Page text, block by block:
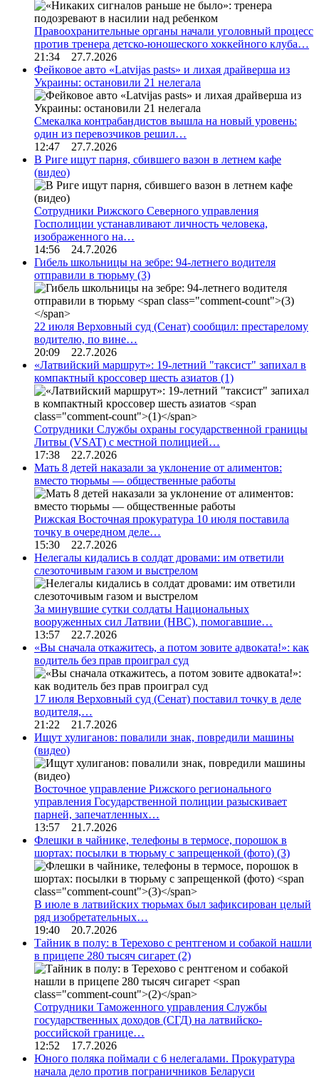
Правоохранительные органы начали уголовный процесс
против тренера детско-юношеского хоккейного клуба…
21:34 27.7.2026
Фейковое авто «Latvijas pasts» и лихая драйверша из
Украины: остановили 21 нелегала
Смекалка контрабандистов вышла на новый уровень:
один из перевозчиков решил…
12:47 27.7.2026
В Риге ищут парня, сбившего вазон в летнем кафе
(видео)
Сотрудники Рижского Северного управления
Госполиции устанавливают личность человека,
изображенного на…
14:56 24.7.2026
Гибель школьницы на зебре: 94-летнего водителя
отправили в тюрьму (3)
22 июля Верховный суд (Сенат) сообщил: престарелому
водителю, по вине…
20:09 22.7.2026
«Латвийский маршрут»: 19-летний "таксист" запихал в
компактный кроссовер шесть азиатов (1)
Сотрудники Службы охраны государственной границы
Литвы (VSAT) с местной полицией…
17:38 22.7.2026
Мать 8 детей наказали за уклонение от алиментов:
вместо тюрьмы — общественные работы
Рижская Восточная прокуратура 10 июля поставила
точку в очередном деле…
15:30 22.7.2026
Нелегалы кидались в солдат дровами: им ответили
слезоточивым газом и выстрелом
За минувшие сутки солдаты Национальных
вооруженных сил Латвии (НВС), помогавшие…
13:57 22.7.2026
«Вы сначала откажитесь, а потом зовите адвоката!»: как
водитель без прав проиграл суд
17 июля Верховный суд (Сенат) поставил точку в деле
водителя,…
21:22 21.7.2026
Ищут хулиганов: повалили знак, повредили машины
(видео)
Восточное управление Рижского регионального
управления Государственной полиции разыскивает
парней, запечатленных…
13:57 21.7.2026
Флешки в чайнике, телефоны в термосе, порошок в
шортах: посылки в тюрьму с запрещенкой (фото) (3)
В июле в латвийских тюрьмах был зафиксирован целый
ряд изобретательных…
19:40 20.7.2026
Тайник в полу: в Терехово с рентгеном и собакой нашли
в прицепе 280 тысяч сигарет (2)
Сотрудники Таможенного управления Службы
государственных доходов (СГД) на латвийско-
российской границе…
12:52 17.7.2026
Юного поляка поймали с 6 нелегалами. Прокуратура
начала дело против пограничников Беларуси